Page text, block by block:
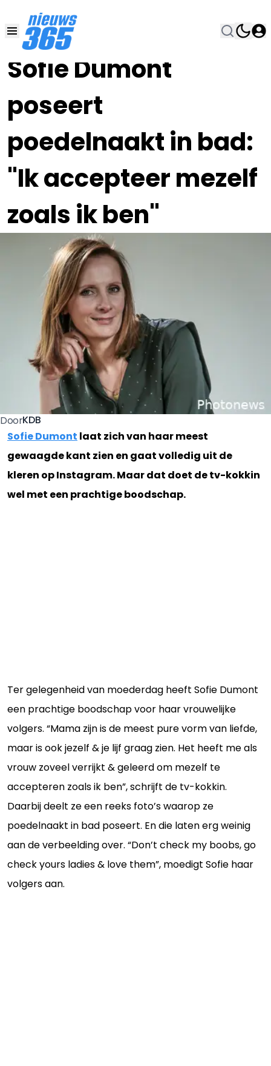
Sofie Dumont
poseert
poedelnaakt in bad:
"Ik accepteer mezelf
zoals ik ben"
13 MEI 2023, 19:00
DoorKDB
Sofie Dumont laat zich van haar meest
gewaagde kant zien en gaat volledig uit de
kleren op Instagram. Maar dat doet de tv-kokkin
wel met een prachtige boodschap.
Ter gelegenheid van moederdag heeft Sofie Dumont
een prachtige boodschap voor haar vrouwelijke
volgers. “Mama zijn is de meest pure vorm van liefde,
maar is ook jezelf & je lijf graag zien. Het heeft me als
vrouw zoveel verrijkt & geleerd om mezelf te
accepteren zoals ik ben”, schrijft de tv-kokkin.
Daarbij deelt ze een reeks foto’s waarop ze
poedelnaakt in bad poseert. En die laten erg weinig
aan de verbeelding over. “Don’t check my boobs, go
check yours ladies & love them”, moedigt Sofie haar
volgers aan.